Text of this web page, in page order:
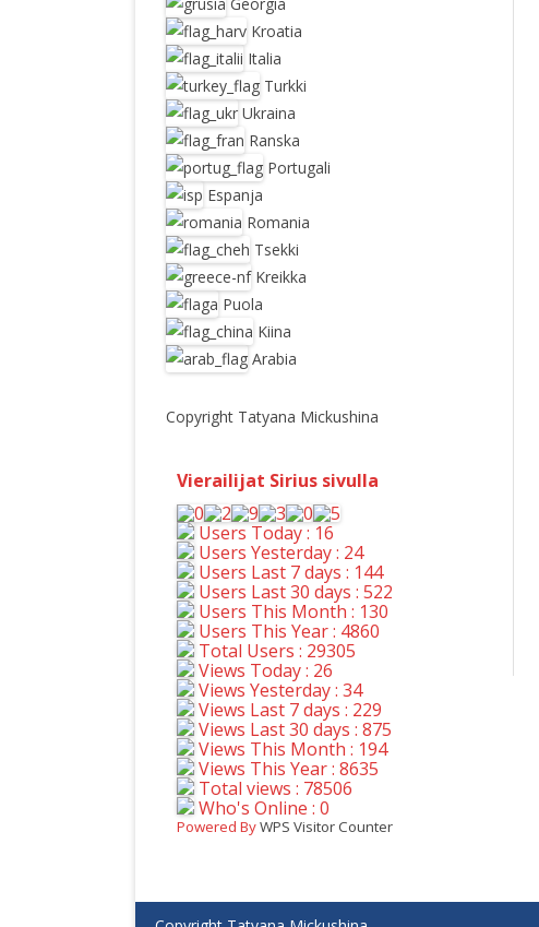
Kroatia
Italia
Turkki
Ukraina
Ranska
Portugali
Espanja
Romania
Tsekki
Kreikka
Puola
Kiina
Arabia
Copyright Tatyana Mickushina
Vierailijat Sirius sivulla
Users Today : 16
Users Yesterday : 24
Users Last 7 days : 144
Users Last 30 days : 522
Users This Month : 130
Users This Year : 4860
Total Users : 29305
Views Today : 26
Views Yesterday : 34
Views Last 7 days : 229
Views Last 30 days : 875
Views This Month : 194
Views This Year : 8635
Total views : 78506
Who's Online : 0
Powered ByWPS Visitor Counter